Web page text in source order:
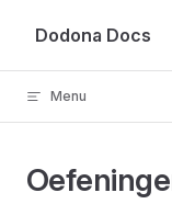
Skip to content
Dodona Docs
Menu